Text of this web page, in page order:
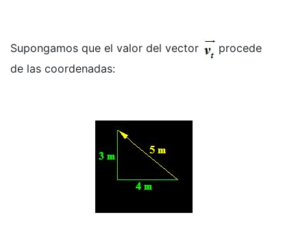
Supongamos que el valor del vector
procede
de las coordenadas: